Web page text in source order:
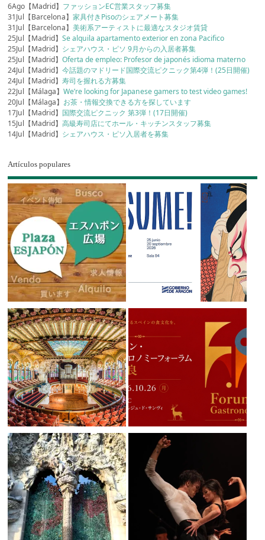
6Ago【Madrid】 ファッションEC営業スタッフ募集
31Jul【Barcelona】家具付きPisoのシェアメート募集
31Jul【Barcelona】美術系アーティストに最適なスタジオ賃貸
25Jul【Madrid】Se alquila apartamento exterior en zona Pacifico
25Jul【Madrid】 シェアハウス・ピソ 9月からの入居者募集
25Jul【Madrid】Oferta de empleo: Profesor de japonés idioma materno
24Jul【Madrid】今話題のマドリード国際交流ピクニック第4弾！(25日開催)
24Jul【Madrid】寿司を握れる方募集
22Jul【Málaga】We’re looking for Japanese gamers to test video games!
20Jul【Málaga】 お茶・情報交換できる方を探しています
17Jul【Madrid】 国際交流ピクニック 第3弾！(17日開催)
15Jul【Madrid】高級寿司店にてホール・キッチンスタッフ募集
14Jul【Madrid】 シェアハウス・ピソ入居者を募集
Artículos populares